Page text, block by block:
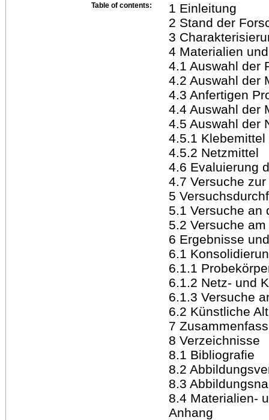
Table of contents:
1 Einleitung
2 Stand der
3
4 Materialien
4.1 Auswahl der
4.2 Auswahl der
4.3 Anfertigen
4.4 Auswahl der
4.5 Auswahl der
4.5.1 Klebemittel
4.5.2 Netzmittel
4.6 Evaluierung
4.7 Versuche
5
5.1 Versuche an
5.2 Versuche
6 Ergebnisse
6.1
6.1.1
6.1.2 Netz- und
6.1.3 Versuche
6.2 Künstliche
7
8 Verzeichnisse
8.1 Bibliografie
8.2
8.3
8.4 Materialien-
Anhang